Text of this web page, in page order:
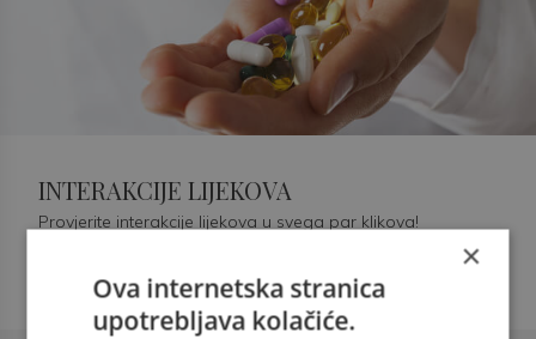
INTERAKCIJE LIJEKOVA
Provjerite interakcije lijekova u svega par klikova!
×
Ova internetska stranica
upotrebljava kolačiće.